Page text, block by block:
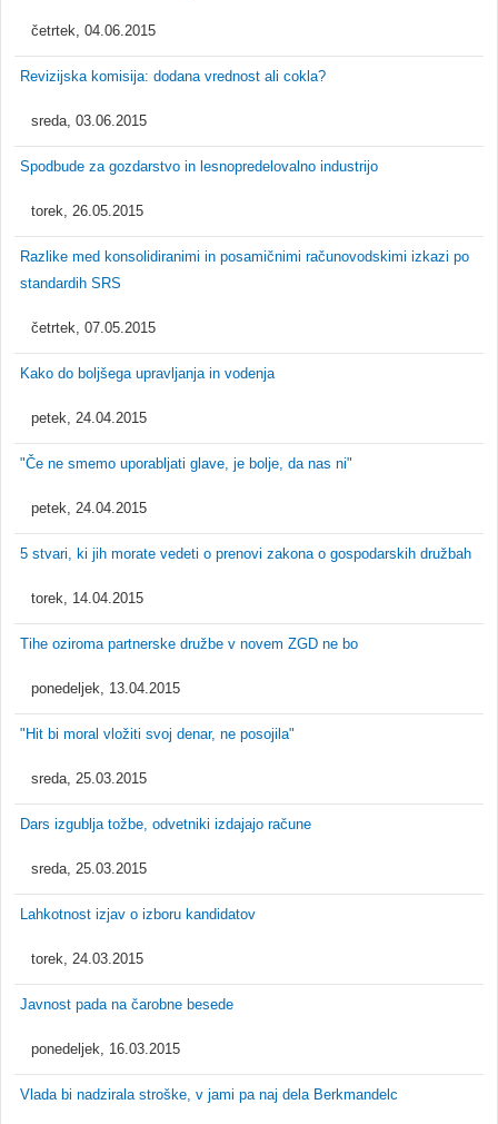
četrtek, 04.06.2015
Revizijska komisija: dodana vrednost ali cokla?
sreda, 03.06.2015
Spodbude za gozdarstvo in lesnopredelovalno industrijo
torek, 26.05.2015
Razlike med konsolidiranimi in posamičnimi računovodskimi izkazi po
standardih SRS
četrtek, 07.05.2015
Kako do boljšega upravljanja in vodenja
petek, 24.04.2015
"Če ne smemo uporabljati glave, je bolje, da nas ni"
petek, 24.04.2015
5 stvari, ki jih morate vedeti o prenovi zakona o gospodarskih družbah
torek, 14.04.2015
Tihe oziroma partnerske družbe v novem ZGD ne bo
ponedeljek, 13.04.2015
"Hit bi moral vložiti svoj denar, ne posojila"
sreda, 25.03.2015
Dars izgublja tožbe, odvetniki izdajajo račune
sreda, 25.03.2015
Lahkotnost izjav o izboru kandidatov
torek, 24.03.2015
Javnost pada na čarobne besede
ponedeljek, 16.03.2015
Vlada bi nadzirala stroške, v jami pa naj dela Berkmandelc